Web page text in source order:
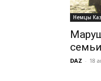
Немцы
DAZ - 18